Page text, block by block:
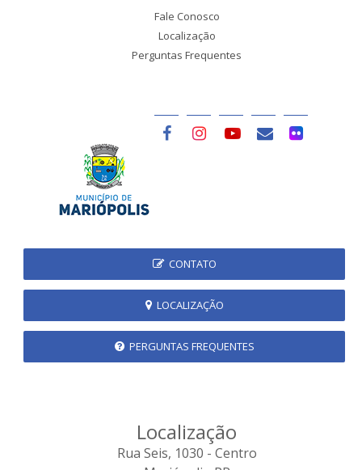
Fale Conosco
Localização
Perguntas Frequentes
CONTATO
LOCALIZAÇÃO
PERGUNTAS FREQUENTES
Localização
Rua Seis, 1030 - Centro